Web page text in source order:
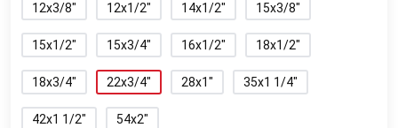
12x3/8" 12x1/2" 14x1/2" 15x3/8"
15x1/2" 15x3/4" 16x1/2" 18x1/2"
18x3/4" 22x3/4" 28x1" 35x1 1/4"
42x1 1/2" 54x2"